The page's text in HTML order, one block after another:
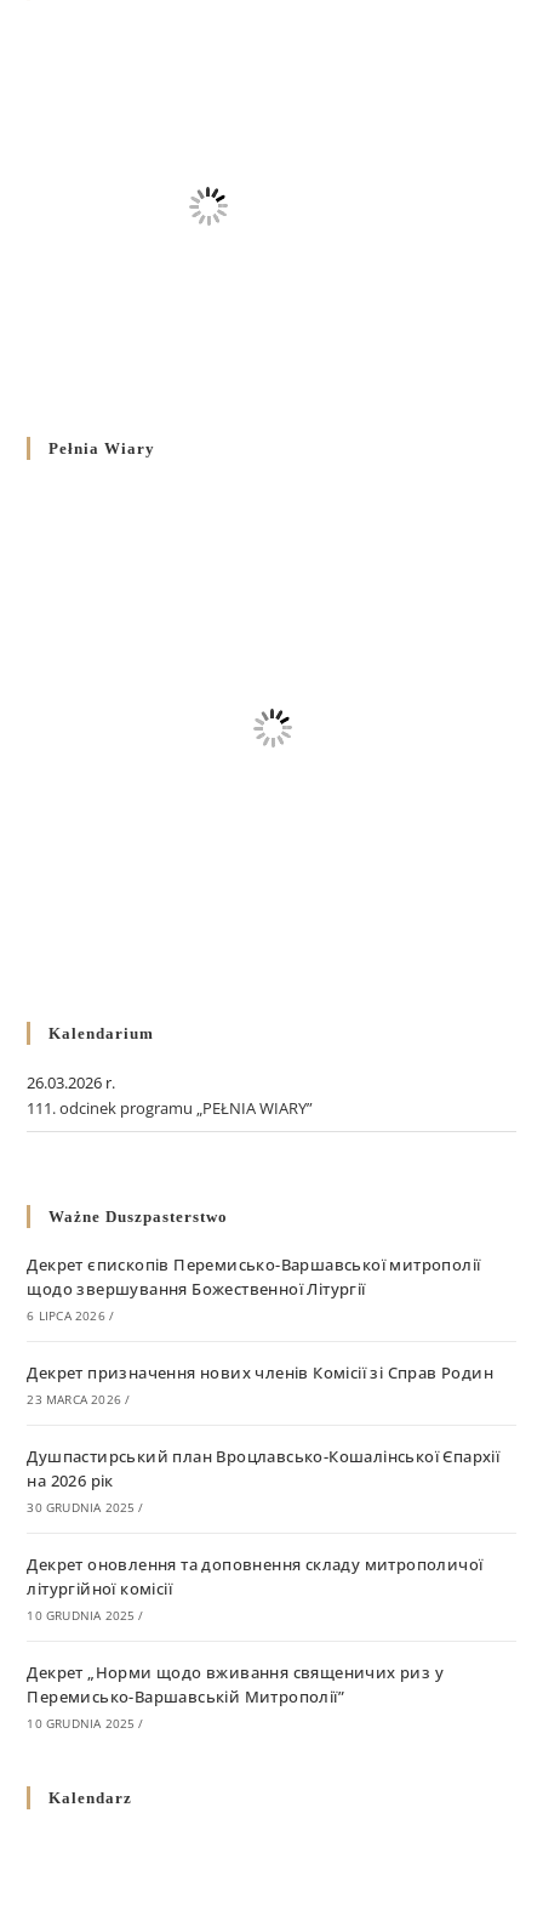
Pełnia Wiary
Kalendarium
26.03.2026 r.
111. odcinek programu „PEŁNIA WIARY”
Ważne Duszpasterstwo
Декрет єпископів Перемисько-Варшавської митрополії
щодо звершування Божественної Літургії
6 LIPCA 2026 /
Декрет призначення нових членів Комісії зі Справ Родин
23 MARCA 2026 /
Душпастирський план Вроцлавсько-Кошалінської Єпархії
на 2026 рік
30 GRUDNIA 2025 /
Декрет оновлення та доповнення складу митрополичої
літургійної комісії
10 GRUDNIA 2025 /
Декрет „Норми щодо вживання священичих риз у
Перемисько-Варшавській Митрополії”
10 GRUDNIA 2025 /
григоріанським календарем
Kalendarz